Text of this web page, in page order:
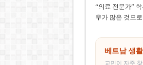
“의료 전문가”
우가 많은 것으
베트남 생
교민이 자주